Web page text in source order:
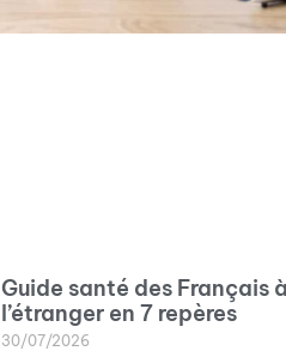
Guide santé des Français à
l’étranger en 7 repères
30/07/2026